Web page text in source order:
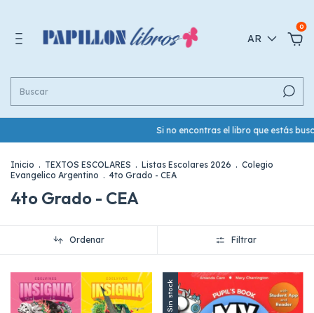
AR
0
Si no encontras el libro que estás
Inicio . TEXTOS ESCOLARES . Listas Escolares 2026 . Colegio
Evangelico Argentino . 4to Grado - CEA
4to Grado - CEA
Ordenar Filtrar
Sin stock